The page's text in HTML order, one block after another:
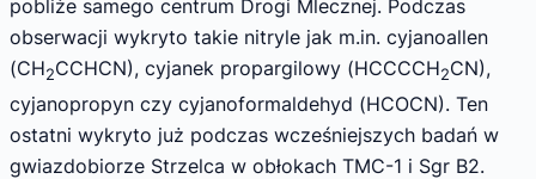
pobliże samego centrum Drogi Mlecznej. Podczas
obserwacji wykryto takie nitryle jak m.in. cyjanoallen
(CH2CCHCN), cyjanek propargilowy (HCCCCH2CN),
cyjanopropyn czy cyjanoformaldehyd (HCOCN). Ten
ostatni wykryto już podczas wcześniejszych badań w
gwiazdobiorze Strzelca w obłokach TMC-1 i Sgr B2.